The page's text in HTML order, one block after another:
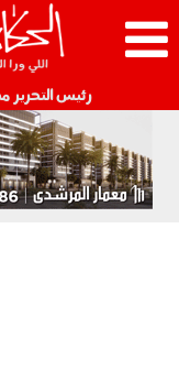
رئيس التحرير